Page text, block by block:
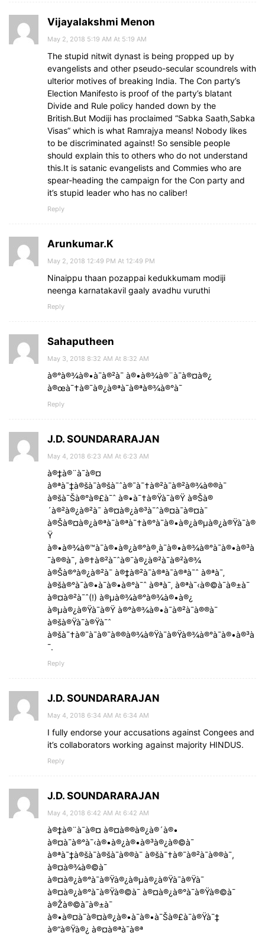
Vijayalakshmi Menon
May 2, 2018 5:19 AM At 5:19 AM
The stupid nitwit dynast is being propped up by
evangelists and other pseudo-secular scoundrels with
ulterior motives of breaking India. The Con party’s
Election Manifesto is proof of the party’s blatant
Divide and Rule policy handed down by the
British.But Modiji has proclaimed “Sabka Saath,Sabka
Visas” which is what Ramrajya means! Nobody likes
to be discriminated against! So sensible people
should explain this to others who do not understand
this.It is satanic evangelists and Commies who are
spear-heading the campaign for the Con party and
it’s stupid leader who has no caliber!
Reply
Arunkumar.K
May 2, 2018 12:49 PM At 12:49 PM
Ninaippu thaan pozappai kedukkumam modiji
neenga karnatakavil gaaly avadhu vuruthi
Reply
Sahaputheen
May 3, 2018 8:32 AM At 8:32 AM
à®°à®¾à®•à¯à®²à¯ à®•à®¾à®¨à¯à®¤à®¿
à®œà¯†à®¯à®¿à®ªà¯à®ªà®¾à®°à¯
Reply
J.D. SOUNDARARAJAN
May 4, 2018 6:23 AM At 6:23 AM
à®‡à®¨à¯à®¤
à®ªà¯‡à®šà¯à®šà¯ˆà®¯à¯†à®²à¯à®²à®¾à®®à¯
à®šà¯Šà®°à®£à¯ˆ à®•à¯†à®Ÿà¯à®Ÿ à®Šà®
´à®²à®¿à®²à¯ à®¤à®¿à®³à¯ˆà®¤à¯à®¤à¯
à®Šà®¤à®¿à®ªà¯à®ªà¯†à®°à¯à®•à®¿à®µà®¿à®Ÿà¯à®
Ÿ
à®•à®¾à®™à¯à®•à®¿à®°à®¸à¯à®•à®¾à®°à¯à®•à®³à
¯à®®à¯, à®†à®²à¯ˆà®¯à®¿à®²à¯à®²à®¾
à®Šà®°à®¿à®²à¯ à®‡à®²à¯à®ªà¯à®ªà¯ˆ à®ªà¯‚
à®šà®°à¯à®•à¯à®•à®°à¯ˆ à®ªà¯‚ à®ªà¯‹à®©à¯à®±à¯
à®¤à®²à¯ˆ(!) à®µà®¾à®°à®¾à®•à®¿
à®µà®¿à®Ÿà¯à®Ÿ à®°à®¾à®•à¯à®²à¯à®®à¯
à®šà®Ÿà¯à®Ÿà¯ˆ
à®šà¯†à®¯à¯à®¯à®®à®¾à®Ÿà¯à®Ÿà®¾à®°à¯à®•à®³à
¯.
Reply
J.D. SOUNDARARAJAN
May 4, 2018 6:34 AM At 6:34 AM
I fully endorse your accusations against Congees and
it’s collaborators working against majority HINDUS.
Reply
J.D. SOUNDARARAJAN
May 4, 2018 6:42 AM At 6:42 AM
à®‡à®¨à¯à®¤ à®¤à®®à®¿à®´à®•
à®¤à¯à®°à¯‹à®•à®¿à®•à®³à®¿à®©à¯
à®ªà¯‡à®šà¯à®šà¯à®®à¯ à®šà¯†à®¯à®²à¯à®®à¯,
à®¤à®¾à®©à¯
à®¤à®¿à®°à¯à®Ÿà®¿à®µà®¿à®Ÿà¯à®Ÿà¯
à®¤à®¿à®°à¯à®Ÿà®©à¯ à®¤à®¿à®°à¯à®Ÿà®©à¯
à®Žà®©à¯à®±à¯
à®•à®¤à¯à®¤à®¿à®•à¯à®•à¯Šà®£à¯à®Ÿà¯‡
à®“à®Ÿà®¿ à®¤à®ªà¯à®ª